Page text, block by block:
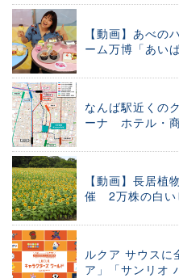
【動画】あべの
ーム万博「あい
なんば駅近くの
ーナ ホテル・
【動画】長居植
催 2万株の白い
ルクア サウスに
ア」「サンリオ